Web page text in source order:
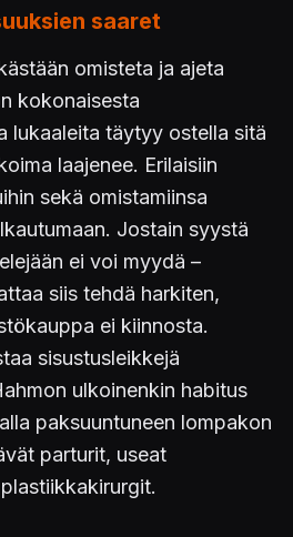
saaret
omisteta ja ajeta
kokonaisesta
lukaaleita täytyy ostella sitä
laajenee. Erilaisiin
sekä omistamiinsa
Jostain syystä
ei voi myydä –
siis tehdä harkiten,
ei kiinnosta.
sisustusleikkejä
ulkoinenkin habitus
paksuuntuneen lompakon
parturit, useat